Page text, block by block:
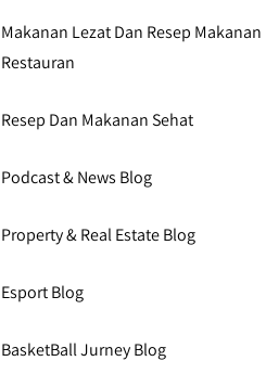
Makanan Lezat Dan Resep Makanan
Restauran
Resep Dan Makanan Sehat
Podcast & News Blog
Property & Real Estate Blog
Esport Blog
BasketBall Jurney Blog